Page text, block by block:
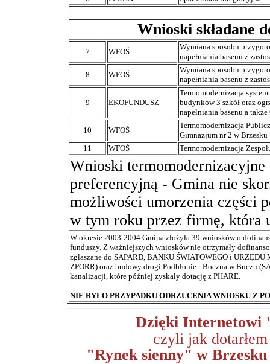
Wnioski składane
7 WFOŚ
Wymiana sposobu
napełniania basenu z
8
WFOŚ
Wymiana sposobu
napełniania basenu z
9 EKOFUNDUSZ
Termomodernizacja
budynków 3 szkół oraz
napełniania basenu a
10
WFOŚ
Termomodernizacja
Gimnazjum nr 2 w Brzesku
11
WFOŚ Termomodernizacja
Wnioski termomodernizacyjne
preferencyjną - Gmina nie
możliwości umorzenia części
w tym roku przez firmę, która
W okresie 2003-2004 Gmina złożyła 39 wniosków o
funduszy. Z ważniejszych wniosków nie otrzymały
zgłaszane do SAPARD, BANKU ŚWIATOWEGO i
ZPORR) oraz budowy drogi Podbłonie - Boczna w Buczu
kanalizacji, które później zyskały dotację z PHARE.
NIE BYŁO PRZYPADKU ODRZUCENIA WNIOSKU Z
Dzięki Internetowi
czyli jak
"Rynek sienny" w